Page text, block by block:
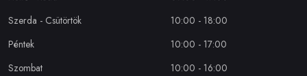
Szerda - Csütörtök
10:00 - 18:00
Péntek
10:00 - 17:00
Szombat
10:00 - 16:00